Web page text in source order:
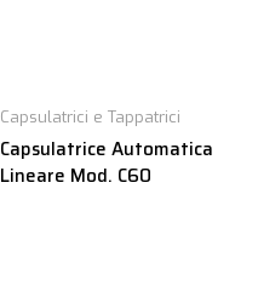
Capsulatrici e Tappatrici
Capsulatrice Automatica
Lineare Mod. C60